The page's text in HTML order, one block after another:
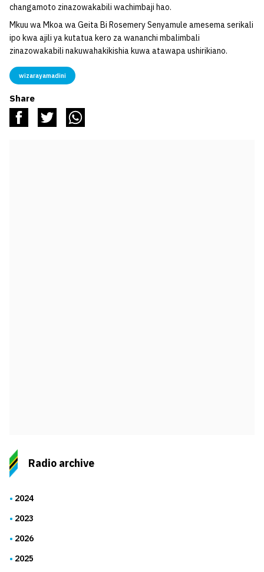
changamoto zinazowakabili wachimbaji hao.
Mkuu wa Mkoa wa Geita Bi Rosemery Senyamule amesema serikali
ipo kwa ajili ya kutatua kero za wananchi mbalimbali
zinazowakabili nakuwahakikishia kuwa atawapa ushirikiano.
wizarayamadini
Share
Radio archive
2024
2023
2026
2025